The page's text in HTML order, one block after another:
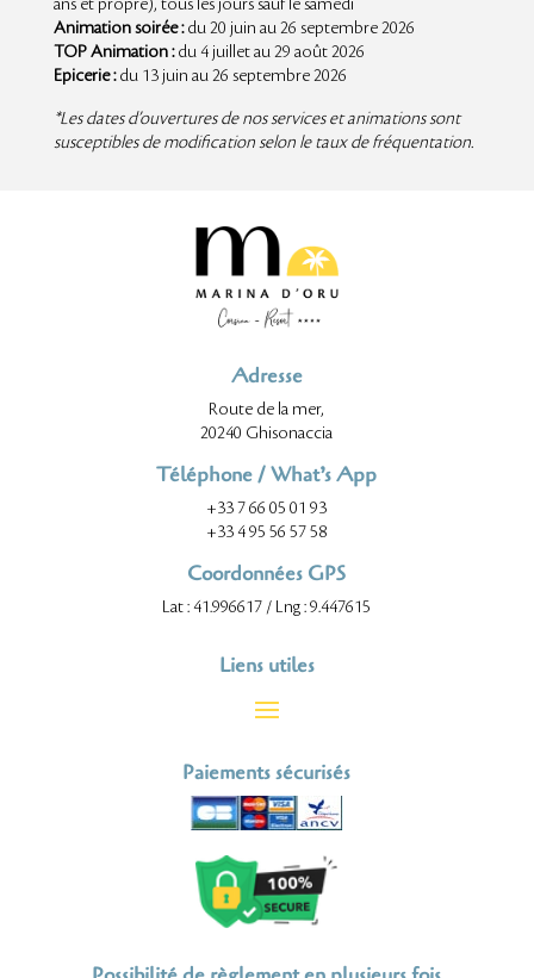
ans et propre), tous les jours sauf le samedi
Animation soirée :du 20 juin au 26 septembre 2026
TOP Animation :du 4 juillet au 29 août 2026
Epicerie :du 13 juin au 26 septembre 2026
*Les dates d’ouvertures de nos services et animations sont
susceptibles de modification selon le taux de fréquentation.
Adresse
Route de la mer,
20240 Ghisonaccia
Téléphone / What’s App
+33 7 66 05 01 93
+33 4 95 56 57 58
Coordonnées GPS
Lat : 41.996617 / Lng : 9.447615
Liens utiles
Paiements sécurisés